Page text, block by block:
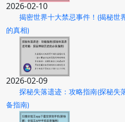
2026-02-10
揭密世界十大禁忌事件！(揭秘世
的真相)
2026-02-09
探秘失落遗迹：攻略指南(探秘失
备指南)